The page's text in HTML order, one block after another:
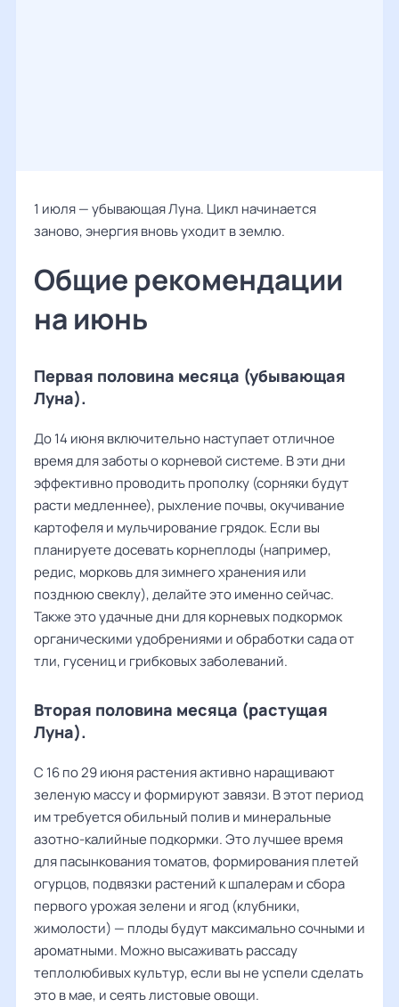
1 июля — убывающая Луна. Цикл начинается
заново, энергия вновь уходит в землю.
Общие рекомендации
на июнь
Первая половина месяца (убывающая
Луна).
До 14 июня включительно наступает отличное
время для заботы о корневой системе. В эти дни
эффективно проводить прополку (сорняки будут
расти медленнее), рыхление почвы, окучивание
картофеля и мульчирование грядок. Если вы
планируете досевать корнеплоды (например,
редис, морковь для зимнего хранения или
позднюю свеклу), делайте это именно сейчас.
Также это удачные дни для корневых подкормок
органическими удобрениями и обработки сада от
тли, гусениц и грибковых заболеваний.
Вторая половина месяца (растущая
Луна).
С 16 по 29 июня растения активно наращивают
зеленую массу и формируют завязи. В этот период
им требуется обильный полив и минеральные
азотно-калийные подкормки. Это лучшее время
для пасынкования томатов, формирования плетей
огурцов, подвязки растений к шпалерам и сбора
первого урожая зелени и ягод (клубники,
жимолости) — плоды будут максимально сочными и
ароматными. Можно высаживать рассаду
теплолюбивых культур, если вы не успели сделать
это в мае, и сеять листовые овощи.